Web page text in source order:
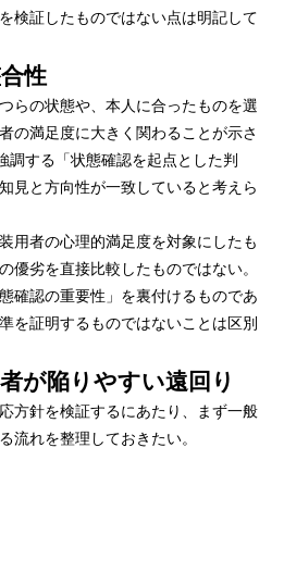
検証したものではない点は明記して
性
らの状態や、本人に合ったものを選
の満足度に大きく関わることが示さ
調する「状態確認を起点とした判
見と方向性が一致していると考えら
用者の心理的満足度を対象にしたも
優劣を直接比較したものではない。
確認の重要性」を裏付けるものであ
を証明するものではないことは区別
が陥りやすい遠回り
方針を検証するにあたり、まず一般
流れを整理しておきたい。